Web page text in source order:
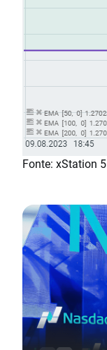
Fonte: xStation 5